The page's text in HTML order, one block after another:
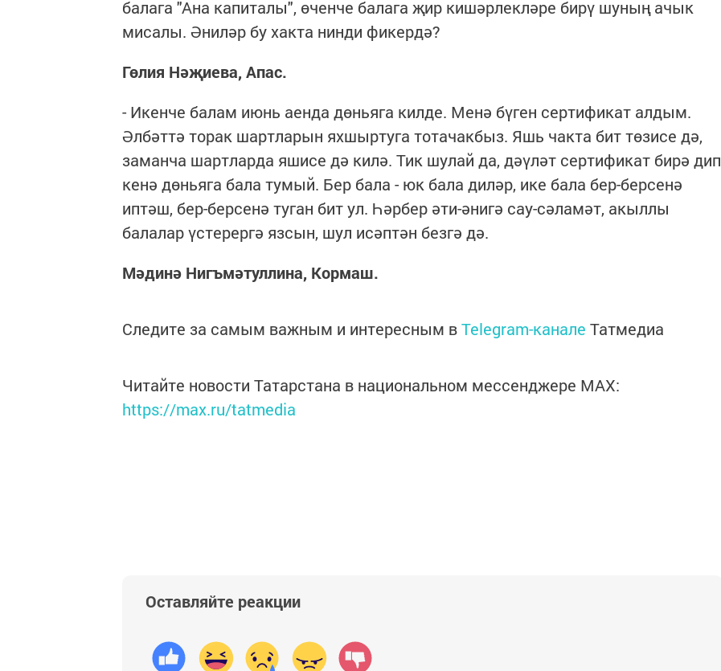
балага "Ана капиталы", өченче балага җир кишәрлекләре бирү шуның ачык
мисалы. Әниләр бу хакта нинди фикердә?
Гөлия Нәҗиева, Апас.
- Икенче балам июнь аенда дөньяга килде. Менә бүген сертификат алдым.
Әлбәттә торак шартларын яхшыртуга тотачакбыз. Яшь чакта бит төзисе дә,
заманча шартларда яшисе дә килә. Тик шулай да, дәүләт сертификат бирә дип
кенә дөньяга бала тумый. Бер бала - юк бала диләр, ике бала бер-берсенә
иптәш, бер-берсенә туган бит ул. Һәрбер әти-әнигә сау-сәламәт, акыллы
балалар үстерергә язсын, шул исәптән безгә дә.
Мәдинә Нигъмәтуллина, Кормаш.
Следите за самым важным и интересным вTelegram-канале Татмедиа
Читайте новости Татарстана в национальном мессенджере MАХ:
https://max.ru/tatmedia
Оставляйте реакции